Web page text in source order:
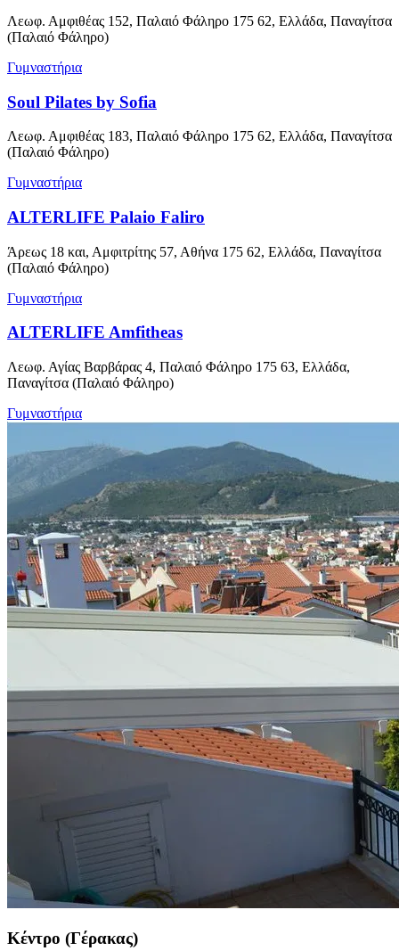
Λεωφ. Αμφιθέας 152, Παλαιό Φάληρο 175 62, Ελλάδα, Παναγίτσα
(Παλαιό Φάληρο)
Γυμναστήρια
Soul Pilates by Sofia
Λεωφ. Αμφιθέας 183, Παλαιό Φάληρο 175 62, Ελλάδα, Παναγίτσα
(Παλαιό Φάληρο)
Γυμναστήρια
ALTERLIFE Palaio Faliro
Άρεως 18 και, Αμφιτρίτης 57, Αθήνα 175 62, Ελλάδα, Παναγίτσα
(Παλαιό Φάληρο)
Γυμναστήρια
ALTERLIFE Amfitheas
Λεωφ. Αγίας Βαρβάρας 4, Παλαιό Φάληρο 175 63, Ελλάδα,
Παναγίτσα (Παλαιό Φάληρο)
Γυμναστήρια
Κέντρο (Γέρακας)